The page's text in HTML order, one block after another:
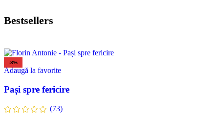
Bestsellers
-8%
Adaugă la favorite
Pași spre fericire
(73)